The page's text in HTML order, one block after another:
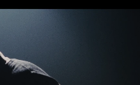
Kod bezpieczeństwa